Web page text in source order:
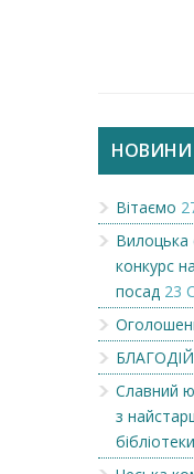
НОВИНИ
Вітаємо
конкурс
посад 23
Славний
з
бібліотеки